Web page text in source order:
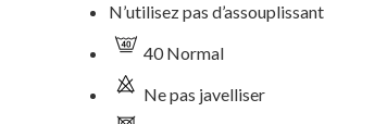
N’utilisez pas d’assouplissant
40 Normal
Ne pas javelliser